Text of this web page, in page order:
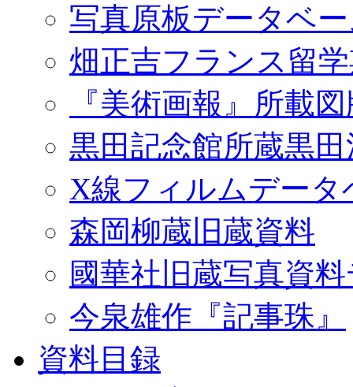
写真原板データベ
畑正吉フランス留
『美術画報』所載
黒田記念館所蔵黒
X線フィルムデータ
森岡柳蔵旧蔵資料
國華社旧蔵写真資
今泉雄作『記事珠』
資料目録